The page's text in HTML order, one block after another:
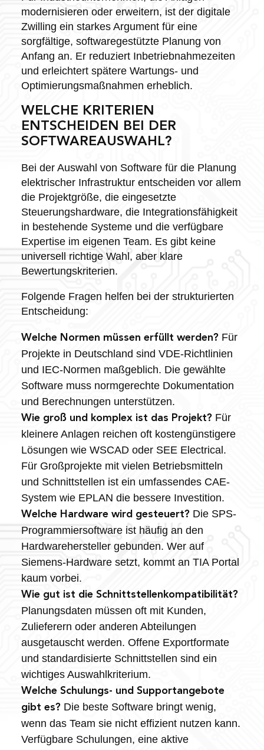
modernisieren oder erweitern, ist der digitale
Zwilling ein starkes Argument für eine
sorgfältige, softwaregestützte Planung von
Anfang an. Er reduziert Inbetriebnahmezeiten
und erleichtert spätere Wartungs- und
Optimierungsmaßnahmen erheblich.
WELCHE KRITERIEN
ENTSCHEIDEN BEI DER
SOFTWAREAUSWAHL?
Bei der Auswahl von Software für die Planung
elektrischer Infrastruktur entscheiden vor allem
die Projektgröße, die eingesetzte
Steuerungshardware, die Integrationsfähigkeit
in bestehende Systeme und die verfügbare
Expertise im eigenen Team. Es gibt keine
universell richtige Wahl, aber klare
Bewertungskriterien.
Folgende Fragen helfen bei der strukturierten
Entscheidung:
Welche Normen müssen erfüllt werden?Für
Projekte in Deutschland sind VDE-Richtlinien
und IEC-Normen maßgeblich. Die gewählte
Software muss normgerechte Dokumentation
und Berechnungen unterstützen.
Wie groß und komplex ist das Projekt?Für
kleinere Anlagen reichen oft kostengünstigere
Lösungen wie WSCAD oder SEE Electrical.
Für Großprojekte mit vielen Betriebsmitteln
und Schnittstellen ist ein umfassendes CAE-
System wie EPLAN die bessere Investition.
Welche Hardware wird gesteuert?Die SPS-
Programmiersoftware ist häufig an den
Hardwarehersteller gebunden. Wer auf
Siemens-Hardware setzt, kommt an TIA Portal
kaum vorbei.
Wie gut ist die Schnittstellenkompatibilität?
Planungsdaten müssen oft mit Kunden,
Zulieferern oder anderen Abteilungen
ausgetauscht werden. Offene Exportformate
und standardisierte Schnittstellen sind ein
wichtiges Auswahlkriterium.
Welche Schulungs- und Supportangebote
gibt es?Die beste Software bringt wenig,
wenn das Team sie nicht effizient nutzen kann.
Verfügbare Schulungen, eine aktive